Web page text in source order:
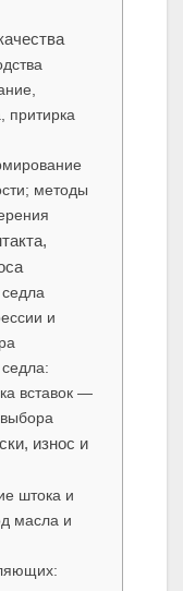
притирка
методы
и
вставок —
износ и
штока и
масла и